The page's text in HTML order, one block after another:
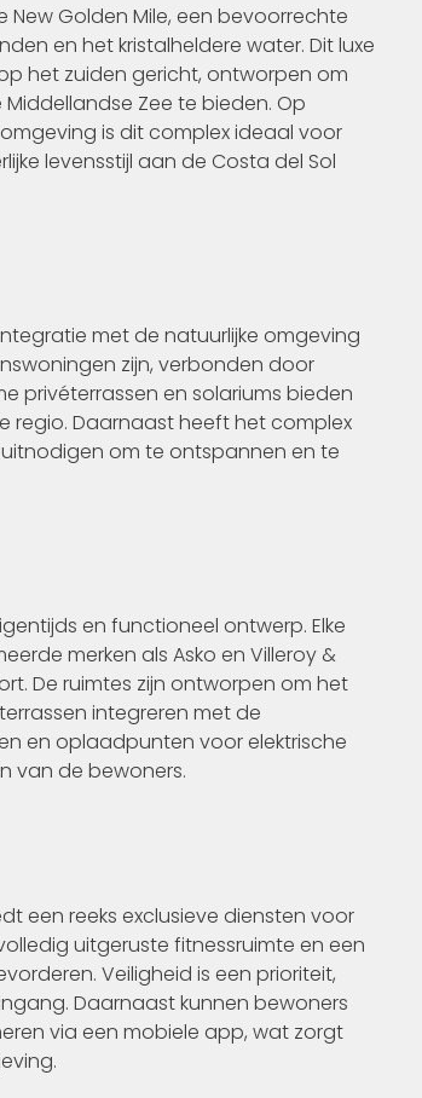
New Golden Mile, een bevoorrechte
en het kristalheldere water. Dit luxe
het zuiden gericht, ontworpen om
Zee te bieden. Op
is dit complex ideaal voor
levensstijl aan de Costa del Sol
met de natuurlijke omgeving
zijn, verbonden door
privéterrassen en solariums bieden
regio. Daarnaast heeft het complex
om te ontspannen en te
en functioneel ontwerp. Elke
merken als Asko en Villeroy &
De ruimtes zijn ontworpen om het
integreren met de
en oplaadpunten voor elektrische
van de bewoners.
een reeks exclusieve diensten voor
uitgeruste fitnessruimte en een
Veiligheid is een prioriteit,
Daarnaast kunnen bewoners
via een mobiele app, wat zorgt